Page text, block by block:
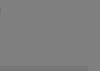
EUR
Aktionspreis: 29,99 EUR